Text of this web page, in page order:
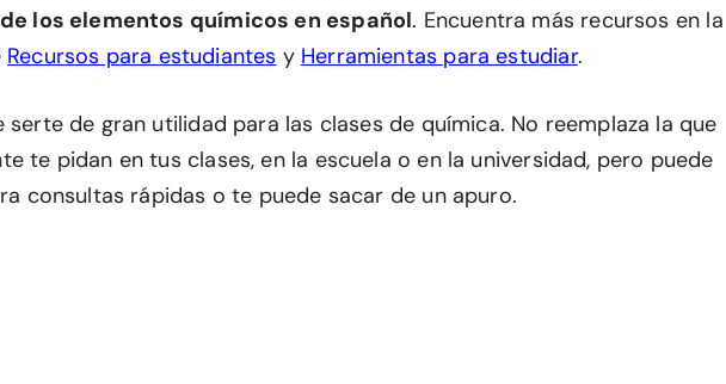
los elementos químicos en español. Encuentra más recursos en la
Recursos para estudiantes y Herramientas para estudiar.
serte de gran utilidad para las clases de química. No reemplaza la que
te pidan en tus clases, en la escuela o en la universidad, pero puede
consultas rápidas o te puede sacar de un apuro.